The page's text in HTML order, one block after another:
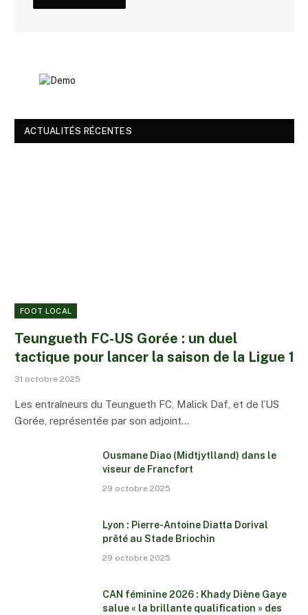
ACTUALITÉS RÉCENTES
FOOT LOCAL
Teungueth FC-US Gorée : un duel
tactique pour lancer la saison de la Ligue 1
31 octobre 2025
Les entraîneurs du Teungueth FC, Malick Daf, et de l’US
Gorée, représentée par son adjoint…
Ousmane Diao (Midtjytlland) dans le
viseur de Francfort
29 octobre 2025
Lyon : Pierre-Antoine Diatta Dorival
prêté au Stade Briochin
29 octobre 2025
CAN féminine 2026 : Khady Diène Gaye
salue « la brillante qualification » des